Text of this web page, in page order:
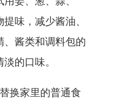
味，减少酱油、
、酱类和调料包的
的口味。
换家里的普通食